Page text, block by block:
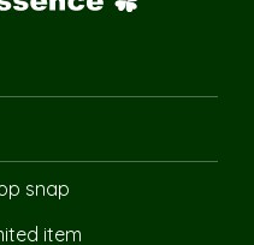
snap
item